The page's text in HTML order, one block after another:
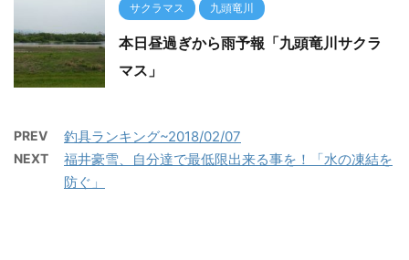
サクラマス 九頭竜川
本日昼過ぎから雨予報「九頭竜川サクラ
マス」
PREV 釣具ランキング~2018/02/07
NEXT
福井豪雪、自分達で最低限出来る事を！「水の凍結を
防ぐ」